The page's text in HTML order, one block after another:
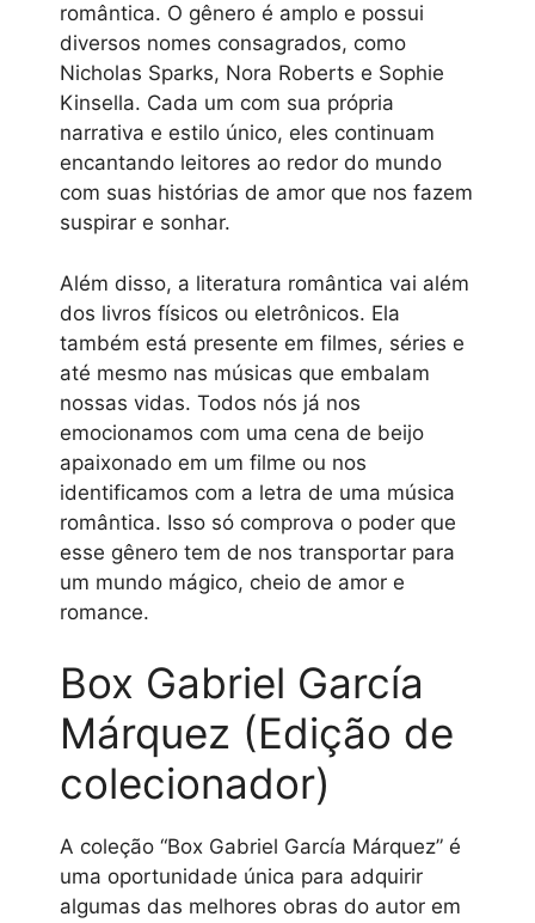
romântica. O gênero é amplo e possui
diversos nomes consagrados, como
Nicholas Sparks, Nora Roberts e Sophie
Kinsella. Cada um com sua própria
narrativa e estilo único, eles continuam
encantando leitores ao redor do mundo
com suas histórias de amor que nos fazem
suspirar e sonhar.
Além disso, a literatura romântica vai além
dos livros físicos ou eletrônicos. Ela
também está presente em filmes, séries e
até mesmo nas músicas que embalam
nossas vidas. Todos nós já nos
emocionamos com uma cena de beijo
apaixonado em um filme ou nos
identificamos com a letra de uma música
romântica. Isso só comprova o poder que
esse gênero tem de nos transportar para
um mundo mágico, cheio de amor e
romance.
Box Gabriel García
Márquez (Edição de
colecionador)
A coleção “Box Gabriel García Márquez” é
uma oportunidade única para adquirir
algumas das melhores obras do autor em